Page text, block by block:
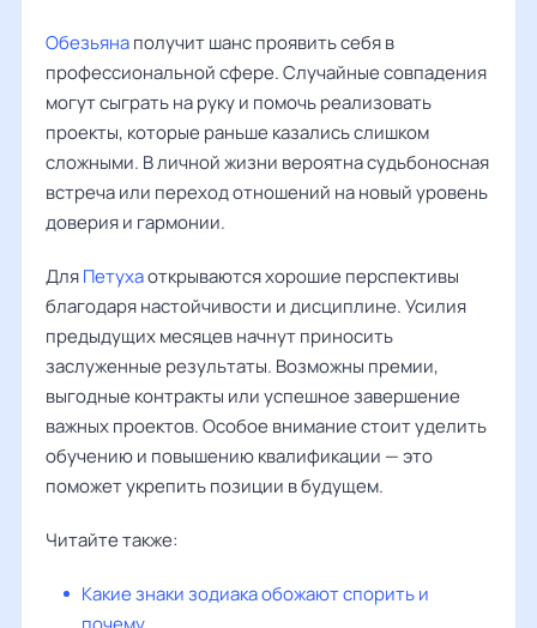
Обезьянаполучит шанс проявить себя в
профессиональной сфере. Случайные совпадения
могут сыграть на руку и помочь реализовать
проекты, которые раньше казались слишком
сложными. В личной жизни вероятна судьбоносная
встреча или переход отношений на новый уровень
доверия и гармонии.
ДляПетухаоткрываются хорошие перспективы
благодаря настойчивости и дисциплине. Усилия
предыдущих месяцев начнут приносить
заслуженные результаты. Возможны премии,
выгодные контракты или успешное завершение
важных проектов. Особое внимание стоит уделить
обучению и повышению квалификации — это
поможет укрепить позиции в будущем.
Читайте также:
Какие знаки зодиака обожают спорить и